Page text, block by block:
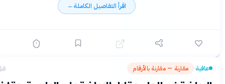
اقرأ التفاصيل الكاملة←
مقارنة — مقارنة بالأرقام